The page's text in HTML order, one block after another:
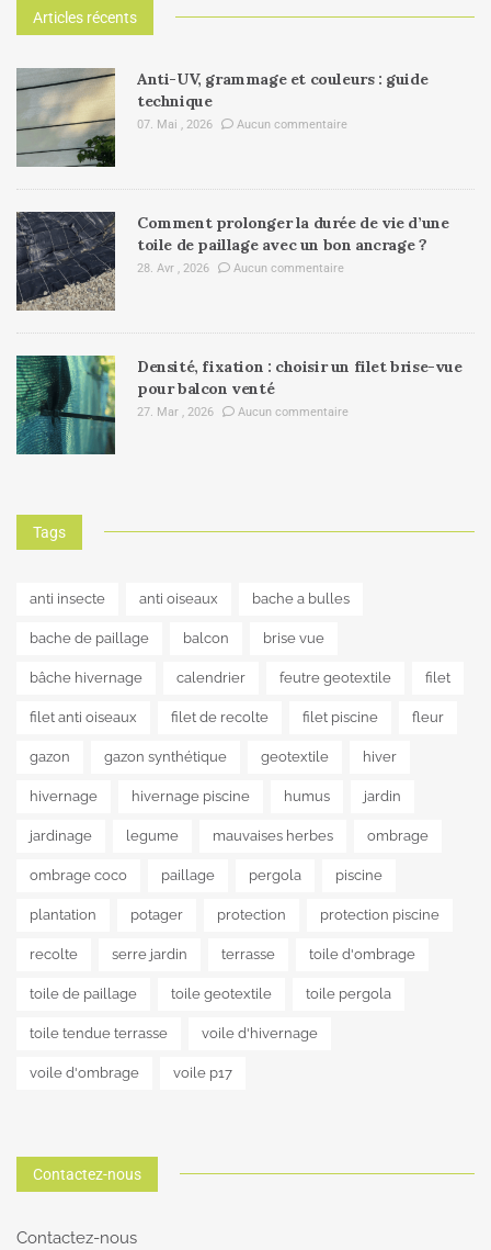
Articles récents
Anti-UV, grammage et couleurs : guide
technique
07. Mai , 2026 Aucun commentaire
Comment prolonger la durée de vie d’une
toile de paillage avec un bon ancrage ?
28. Avr , 2026 Aucun commentaire
Densité, fixation : choisir un filet brise-vue
pour balcon venté
27. Mar , 2026 Aucun commentaire
Tags
anti insecte anti oiseaux bache a bulles
bache de paillage balcon brise vue
bâche hivernage calendrier feutre geotextile filet
filet anti oiseaux filet de recolte filet piscine fleur
gazon gazon synthétique geotextile hiver
hivernage hivernage piscine humus jardin
jardinage legume mauvaises herbes ombrage
ombrage coco paillage pergola piscine
plantation potager protection protection piscine
recolte serre jardin terrasse toile d'ombrage
toile de paillage toile geotextile toile pergola
toile tendue terrasse voile d'hivernage
voile d'ombrage voile p17
Contactez-nous
Contactez-nous